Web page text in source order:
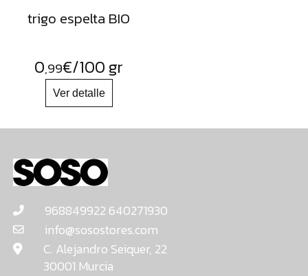
trigo espelta BIO
0,99€/100 gr
968849922 640271930
info@sosostores.com
C. Alejandro Seiquer, 22
30001 Murcia